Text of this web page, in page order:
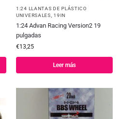
1:24 LLANTAS DE PLÁSTICO
UNIVERSALES
19IN
1:24 Advan Racing Version2 19
pulgadas
€13,25
Leer más